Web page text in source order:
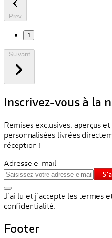
Prev
1
Inscrivez-vous à la
Remises exclusives, aperçus
personnalisées livrées
réception !
Adresse e-mail
J'ai lu et j'accepte les termes
confidentialité.
Footer